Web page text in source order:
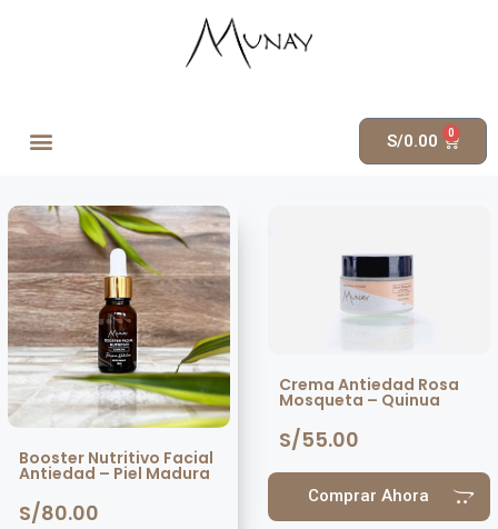
S/0.00 0
Booster Nutritivo Facial
Antiedad – Piel Madura
S/80.00
Crema Antiedad Rosa
Mosqueta – Quinua
S/55.00
Comprar Ahora